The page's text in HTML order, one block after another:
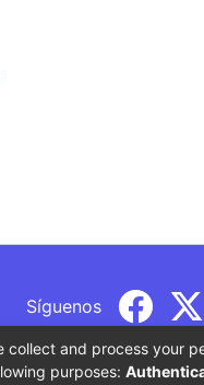
Síguenos
collect and process your
purposes: